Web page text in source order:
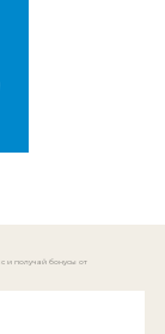
и получай бонусы от